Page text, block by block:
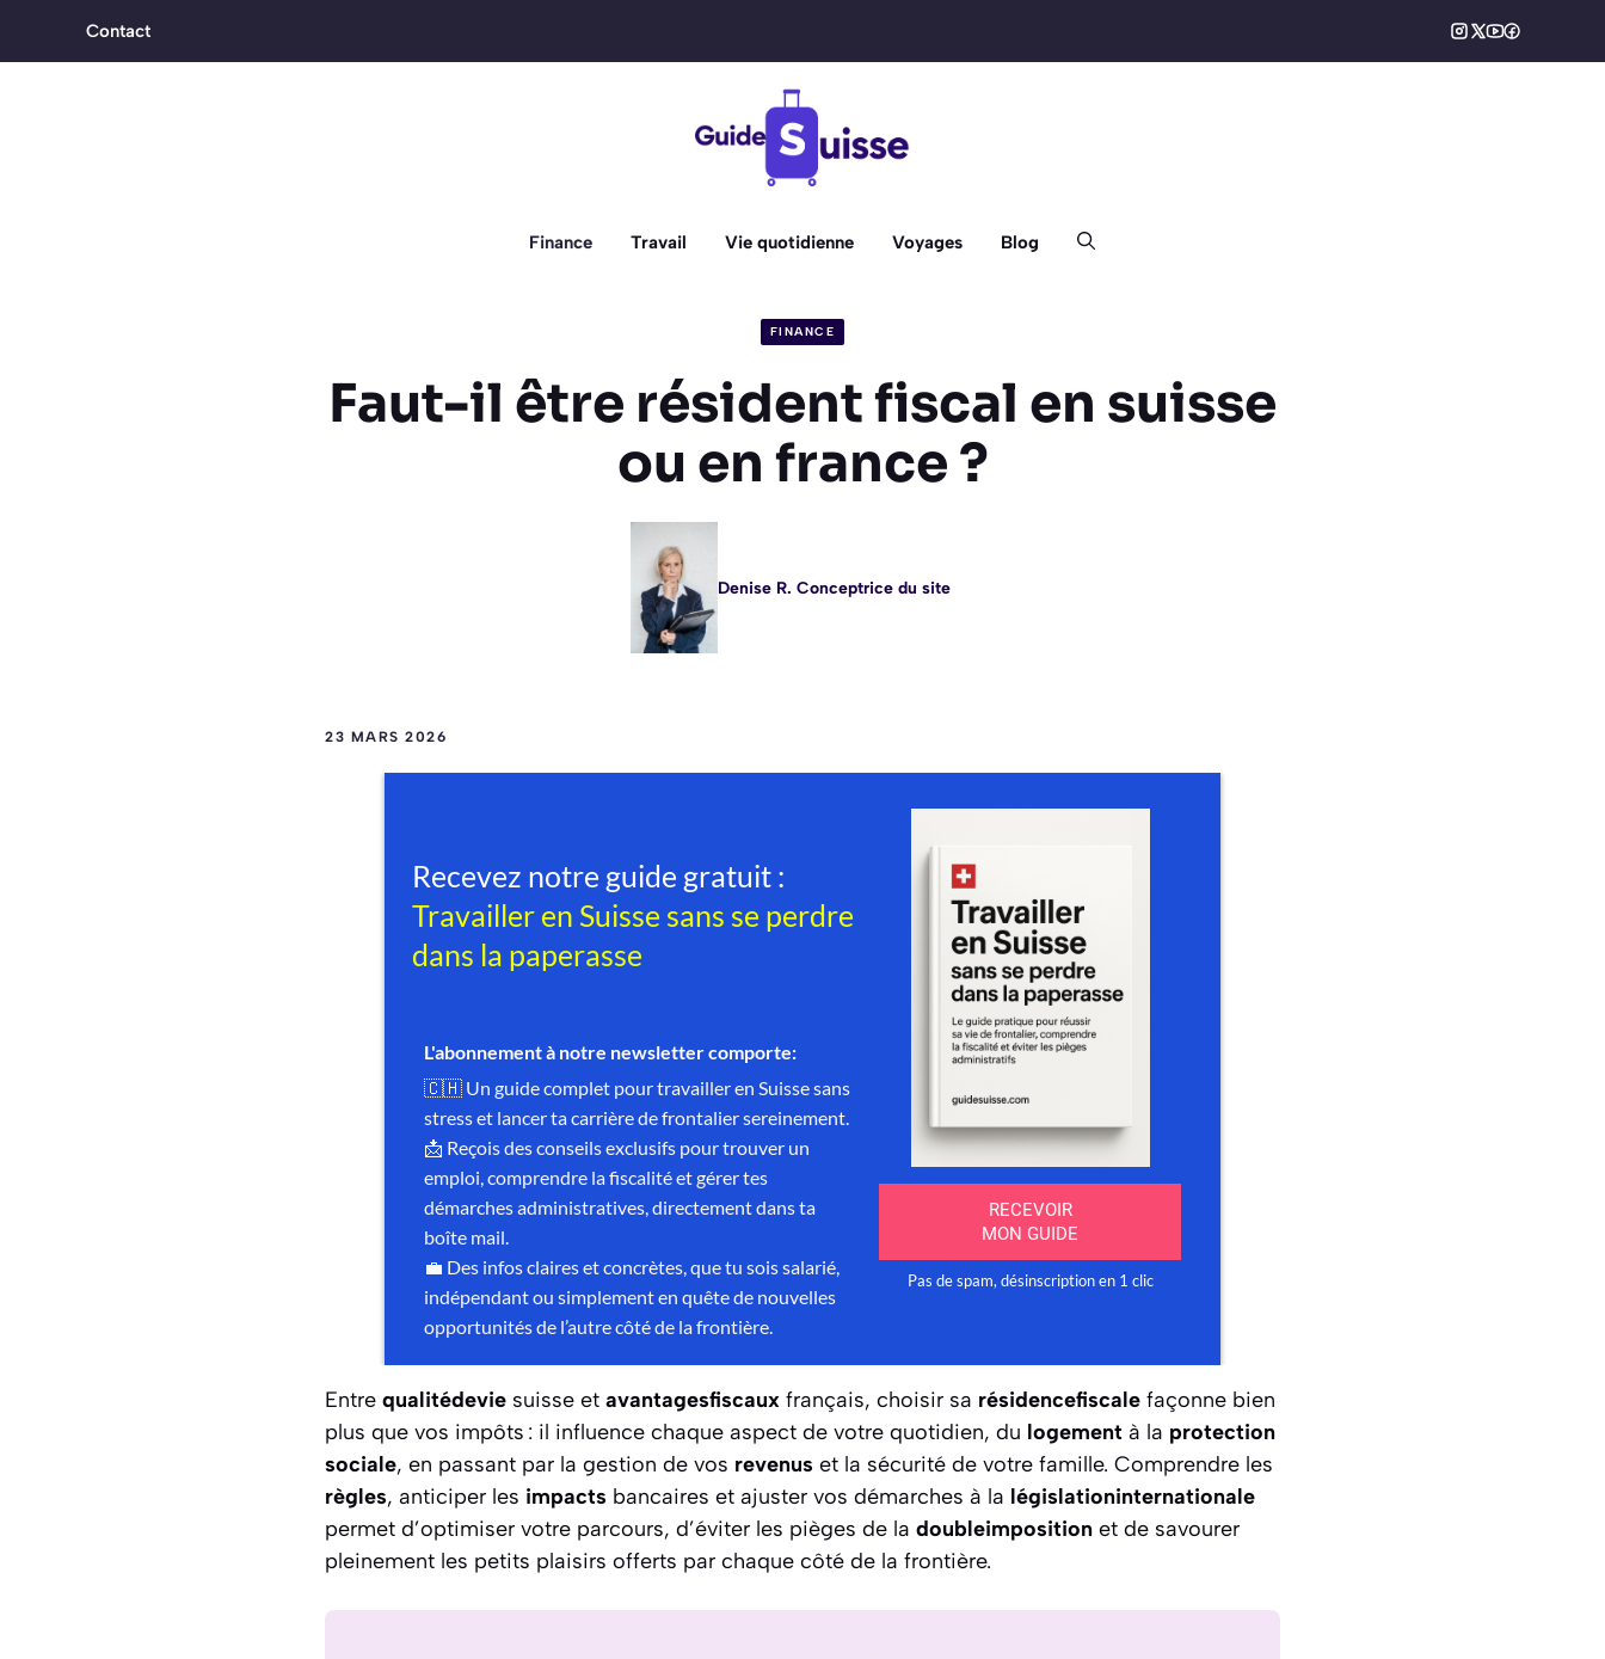
Contact
Finance Travail Vie quotidienne Voyages Blog
FINANCE
Faut-il être résident fiscal en suisse
ou en france ?
Denise R. Conceptrice du site
23 MARS 2026
Entre qualitédevie suisse et avantagesfiscaux français, choisir sa résidencefiscale façonne bien
plus que vos impôts : il influence chaque aspect de votre quotidien, du logement à la protection
sociale, en passant par la gestion de vos revenus et la sécurité de votre famille. Comprendre les
règles, anticiper les impacts bancaires et ajuster vos démarches à la législationinternationale
permet d’optimiser votre parcours, d’éviter les pièges de la doubleimposition et de savourer
pleinement les petits plaisirs offerts par chaque côté de la frontière.